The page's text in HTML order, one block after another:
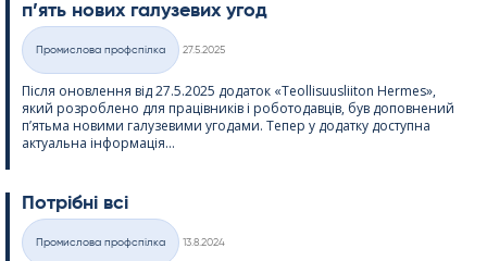
п’ять нових галузевих угод
Категорії
Промислова профспілка
27.5.2025
Після оновлення від 27.5.2025 додаток «Teol­li­suus­lii­ton Her­mes»,
який розроблено для працівників і роботодавців, був доповнений
п’ятьма новими галузевими угодами. Тепер у додатку доступна
актуальна інформація...
Потрібні всі
Категорії
Промислова профспілка
13.8.2024